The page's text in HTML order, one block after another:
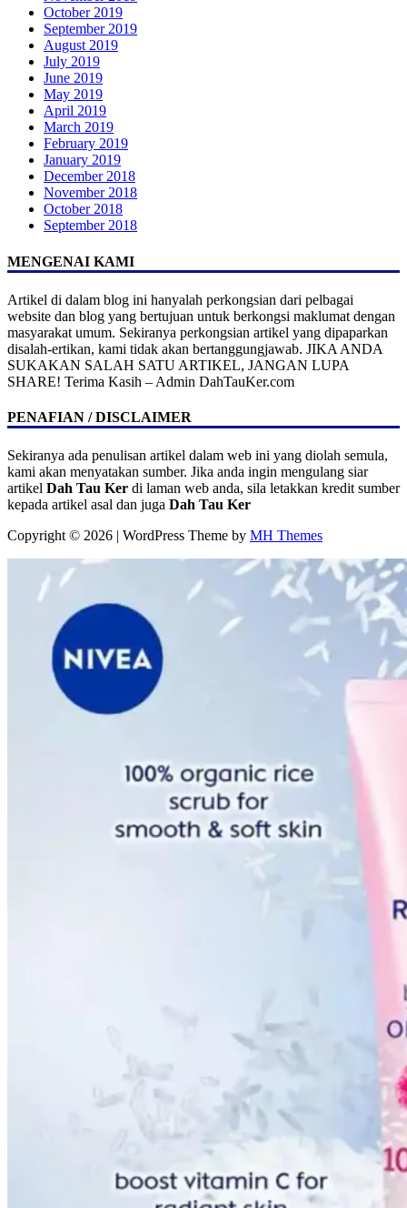
October 2019
September 2019
August 2019
July 2019
June 2019
May 2019
April 2019
March 2019
February 2019
January 2019
December 2018
November 2018
October 2018
September 2018
MENGENAI KAMI
Artikel di dalam blog ini hanyalah perkongsian dari pelbagai
website dan blog yang bertujuan untuk berkongsi maklumat dengan
masyarakat umum. Sekiranya perkongsian artikel yang dipaparkan
disalah-ertikan, kami tidak akan bertanggungjawab. JIKA ANDA
SUKAKAN SALAH SATU ARTIKEL, JANGAN LUPA
SHARE! Terima Kasih – Admin DahTauKer.com
PENAFIAN / DISCLAIMER
Sekiranya ada penulisan artikel dalam web ini yang diolah semula,
kami akan menyatakan sumber. Jika anda ingin mengulang siar
artikel Dah Tau Ker di laman web anda, sila letakkan kredit sumber
kepada artikel asal dan juga Dah Tau Ker
Copyright © 2026 | WordPress Theme by MH Themes